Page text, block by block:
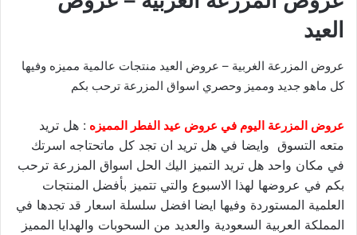
العيد
عروض المزرعة الغربية – عروض العيد منتجات عالمية مميزه وفيها
كل ماهو جديد ومميز وحصري اسواق المزرعة ترحب بكم
عروض المزرعة اليوم في عروض عيد الفطر المميزه : هل تريد
متعه التسوق وايضا في هل تريد ان تجد كل ماتحتاجه اسرتك
في مكان واحد هل تريد التميز اليك الحل اسواق المزرعة ترحب
بكم في عروضها لهذا الاسبوع والتي تتميز بأفضل المنتجات
العلمية المستوردة وفيها ايضا افضل سلسلة اسعار قد تجدها في
المملكة العربية السعودية والعديد من السحوبات والهدايا المميز